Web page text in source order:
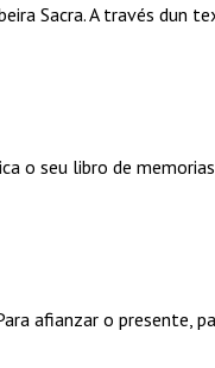
Sacra. A través dun
o seu libro de memorias
afianzar o presente,